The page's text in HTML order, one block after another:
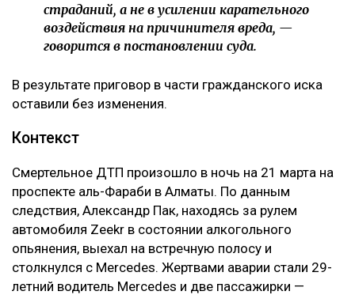
страданий, а не в усилении карательного
воздействия на причинителя вреда, —
говорится в постановлении суда.
В результате приговор в части гражданского иска
оставили без изменения.
Контекст
Смертельное ДТП произошло в ночь на 21 марта на
проспекте аль-Фараби в Алматы. По данным
следствия, Александр Пак, находясь за рулем
автомобиля Zeekr в состоянии алкогольного
опьянения, выехал на встречную полосу и
столкнулся с Mercedes. Жертвами аварии стали 29-
летний водитель Mercedes и две пассажирки —